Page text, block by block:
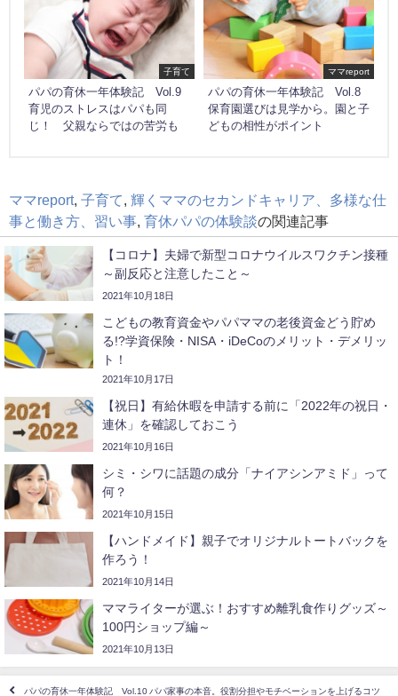
子育て
パパの育休一年体験記 Vol.9
育児のストレスはパパも同
じ！ 父親ならではの苦労も
ママreport
パパの育休一年体験記 Vol.8
保育園選びは見学から。園と子
どもの相性がポイント
ママreport, 子育て, 輝くママのセカンドキャリア、多様な仕
事と働き方、習い事, 育休パパの体験談の関連記事
【コロナ】夫婦で新型コロナウイルスワクチン接種
～副反応と注意したこと～
2021年10月18日
こどもの教育資金やパパママの老後資金どう貯め
る!?学資保険・NISA・iDeCoのメリット・デメリッ
ト！
2021年10月17日
【祝日】有給休暇を申請する前に「2022年の祝日・
連休」を確認しておこう
2021年10月16日
シミ・シワに話題の成分「ナイアシンアミド」って
何？
2021年10月15日
【ハンドメイド】親子でオリジナルトートバックを
作ろう！
2021年10月14日
ママライターが選ぶ！おすすめ離乳食作りグッズ～
100円ショップ編～
2021年10月13日
パパの育休一年体験記 Vol.10 パパ家事の本音。役割分担やモチベーションを上げるコツ